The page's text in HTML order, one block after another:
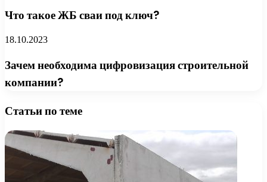
Что такое ЖБ сваи под ключ?
18.10.2023
Зачем необходима цифровизация строительной
компании?
Статьи по теме